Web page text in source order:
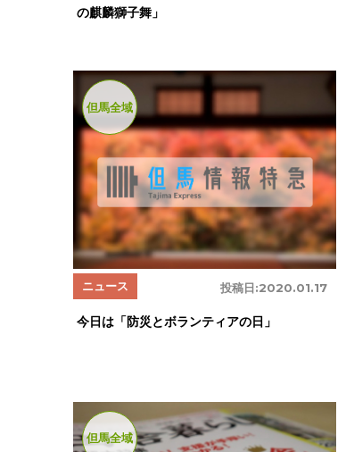
の麒麟獅子舞」
但馬全域
投稿日:2020.01.17
ニュース
今日は「防災とボランティアの日」
但馬全域